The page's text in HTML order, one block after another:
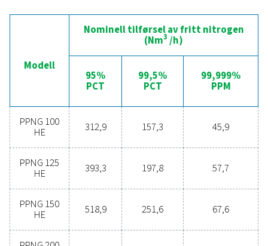
Den toppmoderne Purelogic Touch-kontrolleren sikrer
teknologi og brukervennlighet for nitrogengeneratoren
100-800 HE. Denne styreenheten gir trygghet og
ytelsesoptimalisering med funksjoner som
overvåking av mateluftkvaliteten og presis måling og
nitrogenstrøm, renhet og trykk.
I tillegg gir det valgfrie 24/7 ICONS-
mulighet for sanntidssporing av strømning, trykk,
andre viktige data, noe som ytterligere forbedrer
og effektiviteten i produksjonsprosessen. Denne
sikrer optimal ytelse og sømløs drift for alle dine behov
nitrogengenerering.